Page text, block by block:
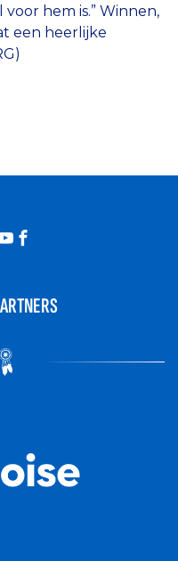
hem is.” Winnen,
een heerlijke